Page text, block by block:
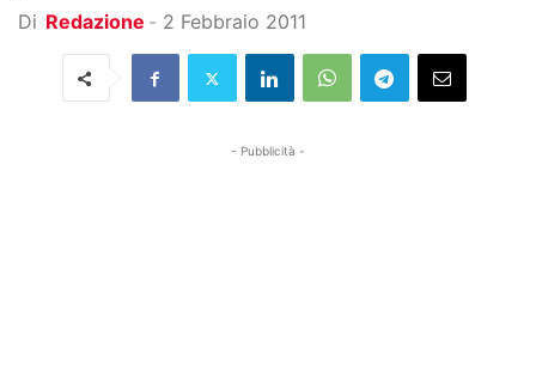
Di Redazione - 2 Febbraio 2011
- Pubblicità -